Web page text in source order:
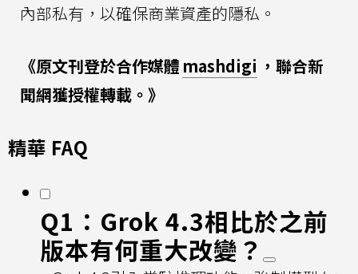
內部私有，以確保商業資產的隱私。
《原文刊登於合作媒體 mashdigi ，聯合新
聞網獲授權轉載。》
精華 FAQ
Q1：Grok 4.3相比於之前
版本有何重大改變？